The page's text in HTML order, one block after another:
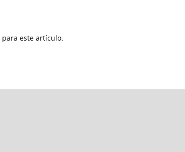
para este artículo.